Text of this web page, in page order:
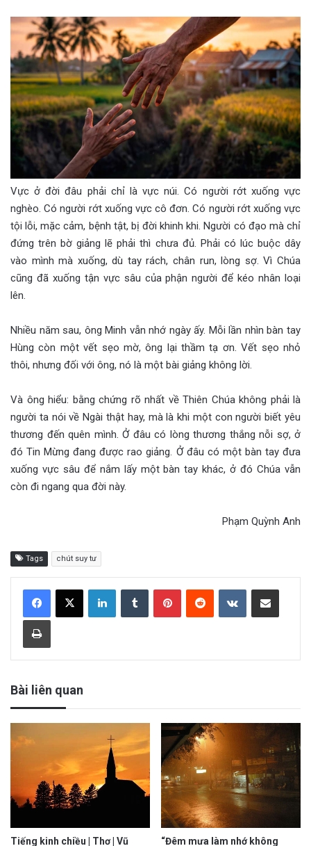
Vực ở đời đâu phải chỉ là vực núi. Có người rớt xuống vực
nghèo. Có người rớt xuống vực cô đơn. Có người rớt xuống vực
tội lỗi, mặc cảm, bệnh tật, bị đời khinh khi. Người có đạo mà chỉ
đứng trên bờ giảng lẽ phải thì chưa đủ. Phải có lúc buộc dây
vào mình mà xuống, dù tay rách, chân run, lòng sợ. Vì Chúa
cũng đã xuống tận vực sâu của phận người để kéo nhân loại
lên.
Nhiều năm sau, ông Minh vẫn nhớ ngày ấy. Mỗi lần nhìn bàn tay
Hùng còn một vết sẹo mờ, ông lại thầm tạ ơn. Vết sẹo nhỏ
thôi, nhưng đối với ông, nó là một bài giảng không lời.
Và ông hiểu: bằng chứng rõ nhất về Thiên Chúa không phải là
người ta nói về Ngài thật hay, mà là khi một con người biết yêu
thương đến quên mình. Ở đâu có lòng thương thắng nỗi sợ, ở
đó Tin Mừng đang được rao giảng. Ở đâu có một bàn tay đưa
xuống vực sâu để nắm lấy một bàn tay khác, ở đó Chúa vẫn
còn đi ngang qua đời này.
Phạm Quỳnh Anh
Tags chút suy tư
Bài liên quan
Tiếng kinh chiều | Thơ | Vũ “Đêm mưa làm nhớ không